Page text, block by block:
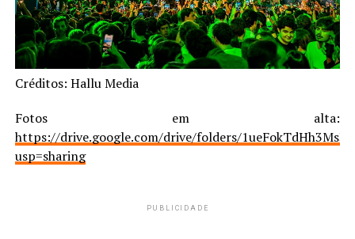
Créditos: Hallu Media
Fotos em alta:
https://drive.google.com/drive/folders/
usp=sharing
PUBLICIDADE